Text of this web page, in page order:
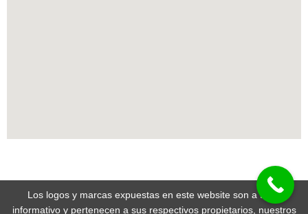
Los logos y marcas expuestas en este website son a título
informativo y pertenecen a sus respectivos propietarios, nuestros